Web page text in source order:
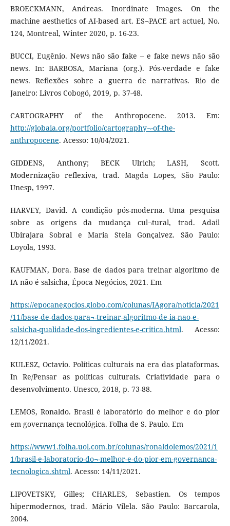
BROECKMANN, Andreas. Inordinate Images. On the
machine aesthetics of AI-based art. ES¬PACE art actuel, No.
124, Montreal, Winter 2020, p. 16-23.
BUCCI, Eugênio. News não são fake – e fake news não são
news. In: BARBOSA, Mariana (org.). Pós-verdade e fake
news. Reflexões sobre a guerra de narrativas. Rio de
Janeiro: Livros Cobogó, 2019, p. 37-48.
CARTOGRAPHY of the Anthropocene. 2013. Em:
http://globaia.org/portfolio/cartography¬-of-the-
anthropocene. Acesso: 10/04/2021.
GIDDENS, Anthony; BECK Ulrich; LASH, Scott.
Modernização reflexiva, trad. Magda Lopes, São Paulo:
Unesp, 1997.
HARVEY, David. A condição pós-moderna. Uma pesquisa
sobre as origens da mudança cul¬tural, trad. Adail
Ubirajara Sobral e Maria Stela Gonçalvez. São Paulo:
Loyola, 1993.
KAUFMAN, Dora. Base de dados para treinar algoritmo de
IA não é salsicha, Época Negócios, 2021. Em
https://epocanegocios.globo.com/colunas/IAgora/noticia/2021
/11/base-de-dados-para¬-treinar-algoritmo-de-ia-nao-e-
salsicha-qualidade-dos-ingredientes-e-critica.html. Acesso:
12/11/2021.
KULESZ, Octavio. Políticas culturais na era das plataformas.
In Re/Pensar as políticas culturais. Criatividade para o
desenvolvimento. Unesco, 2018, p. 73-88.
LEMOS, Ronaldo. Brasil é laboratório do melhor e do pior
em governança tecnológica. Folha de S. Paulo. Em
https://www1.folha.uol.com.br/colunas/ronaldolemos/2021/1
1/brasil-e-laboratorio-do¬-melhor-e-do-pior-em-governanca-
tecnologica.shtml. Acesso: 14/11/2021.
LIPOVETSKY, Gilles; CHARLES, Sebastien. Os tempos
hipermodernos, trad. Mário Vilela. São Paulo: Barcarola,
2004.